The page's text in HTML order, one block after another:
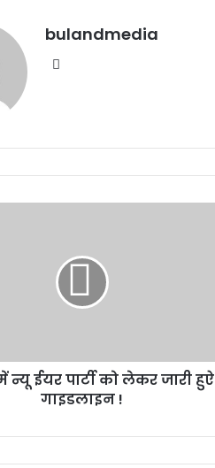
bulandmedia
न्यू ईयर पार्टी को लेकर जारी हुऐ
गाइडलाइन !